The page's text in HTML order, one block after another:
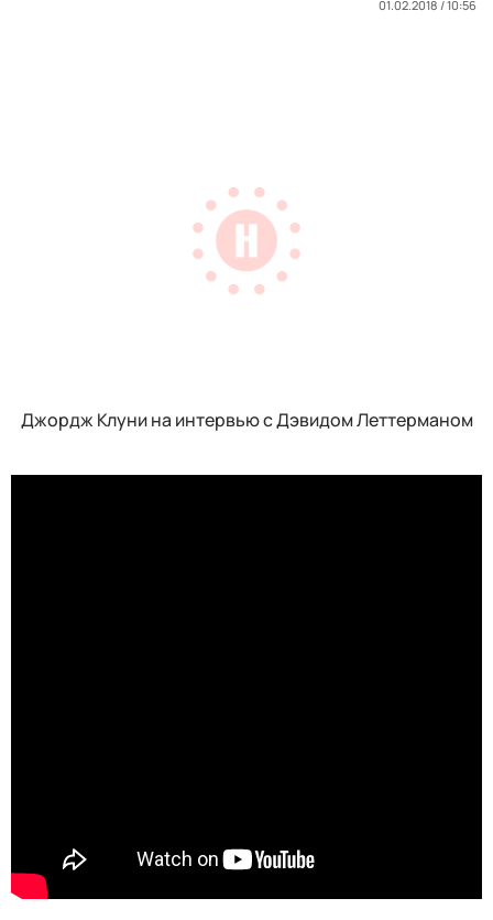
01.02.2018 / 10:56
Джордж Клуни на интервью с Дэвидом Леттерманом